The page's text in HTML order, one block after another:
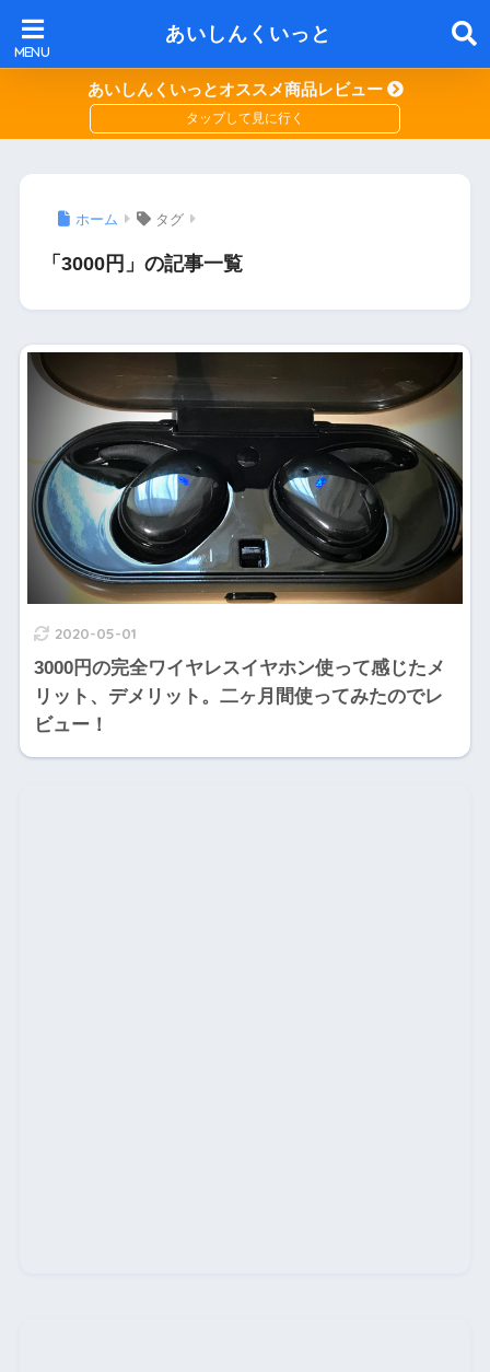
あいしんくいっと
あいしんくいっとオススメ商品レビュー
ホーム タグ
「3000円」の記事一覧
2020-05-01
3000円の完全ワイヤレスイヤホン使って感じたメ
リット、デメリット。二ヶ月間使ってみたのでレ
ビュー！